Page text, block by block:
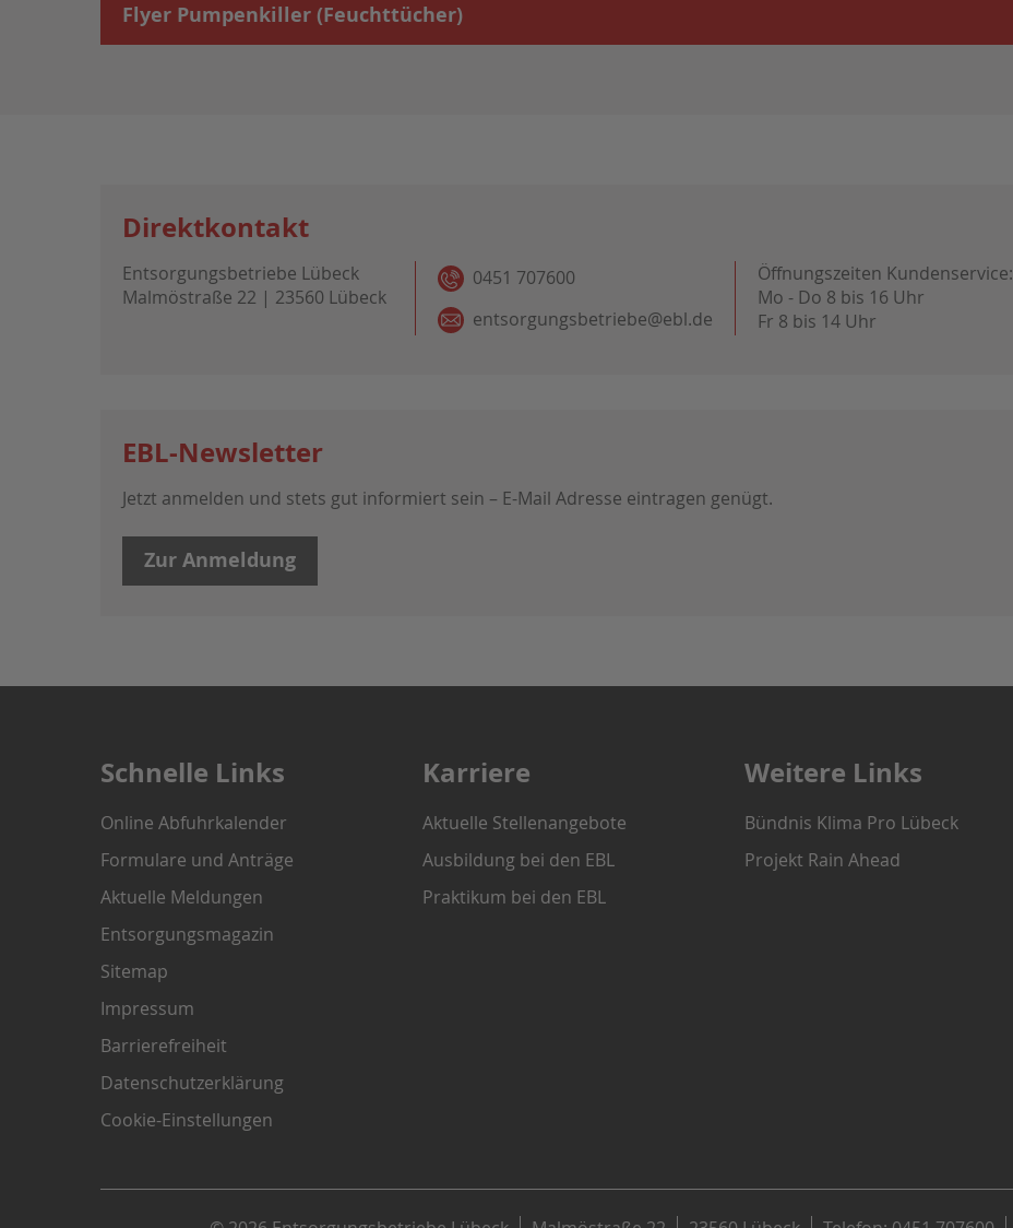
Flyer Pumpenkiller (Feuchttücher)
Direktkontakt
Entsorgungsbetriebe Lübeck
Malmöstraße 22 | 23560 Lübeck
0451 707600
entsorgungsbetriebe@ebl.de
Öffnungszeiten Kundenservice:
Mo - Do 8 bis 16 Uhr
Fr 8 bis 14 Uhr
EBL-Newsletter
Jetzt anmelden und stets gut informiert sein – E-Mail Adresse eintragen genügt.
Zur Anmeldung
Schnelle Links
Online Abfuhrkalender
Formulare und Anträge
Aktuelle Meldungen
Entsorgungsmagazin
Sitemap
Impressum
Barrierefreiheit
Datenschutzerklärung
Cookie-Einstellungen
Karriere
Aktuelle Stellenangebote
Ausbildung bei den EBL
Praktikum bei den EBL
Weitere Links
Bündnis Klima Pro Lübeck
Projekt Rain Ahead